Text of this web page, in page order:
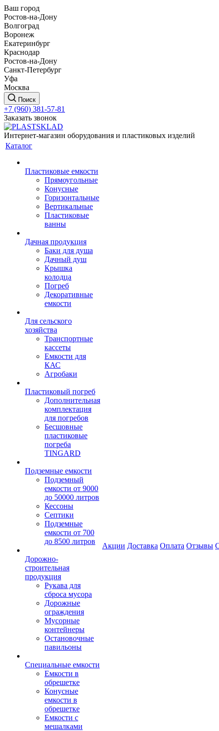
Ваш город
Ростов-на-Дону
Волгоград
Воронеж
Екатеринбург
Краснодар
Ростов-на-Дону
Санкт-Петербург
Уфа
Москва
Поиск
+7 (960) 381-57-81
Заказать звонок
Интернет-магазин оборудования и пластиковых изделий
Каталог
Пластиковые емкости
Прямоугольные
Конусные
Горизонтальные
Вертикальные
Пластиковые
ванны
Дачная продукция
Баки для душа
Дачный душ
Крышка
колодца
Погреб
Декоративные
емкости
Для сельского
хозяйства
Транспортные
кассеты
Емкости для
КАС
Агробаки
Пластиковый погреб
Дополнительная
комплектация
для погребов
Бесшовные
пластиковые
погреба
TINGARD
Подземные емкости
Подземный
емкости от 9000
до 50000 литров
Кессоны
Септики
Подземные
емкости от 700
до 8500 литров
Дорожно-
строительная
продукция
Рукава для
сброса мусора
Дорожные
ограждения
Мусорные
контейнеры
Остановочные
павильоны
Специальные емкости
Емкости в
обрешетке
Конусные
емкости в
обрешетке
Емкости с
мешалками
Акции Доставка Оплата Отзывы